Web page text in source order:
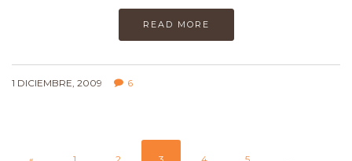
READ MORE
1 DICIEMBRE, 2009 6